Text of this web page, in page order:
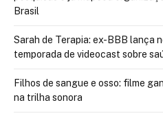
Brasil
Sarah de Terapia: ex-BBB lança
temporada de videocast sobre
Filhos de sangue e osso: filme
na trilha sonora